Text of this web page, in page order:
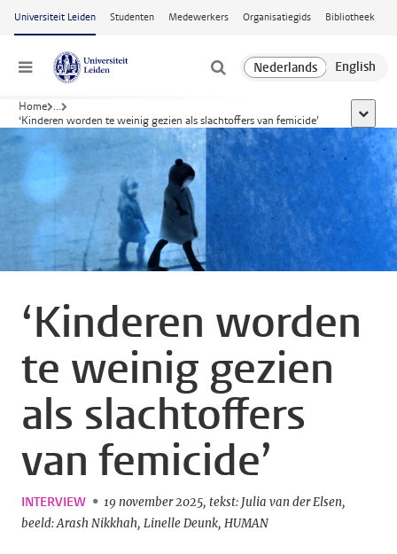
Ga naar hoofdinhoud
Universiteit Leiden Studenten Medewerkers Organisatiegids Bibliotheek
Menu
Home ...
‘Kinderen worden te weinig gezien als slachtoffers van femicide’
toon
‘Kinderen worden
te weinig gezien
als slachtoffers
van femicide’
INTERVIEW 19 november 2025 tekst: Julia van der Elsen
beeld: Arash Nikkhah, Linelle Deunk, HUMAN